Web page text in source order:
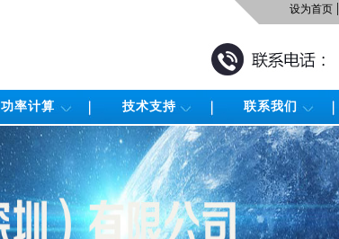
设为首页|
功率计算 技术支持 联系我们